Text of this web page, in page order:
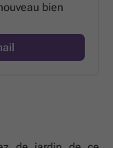
bien